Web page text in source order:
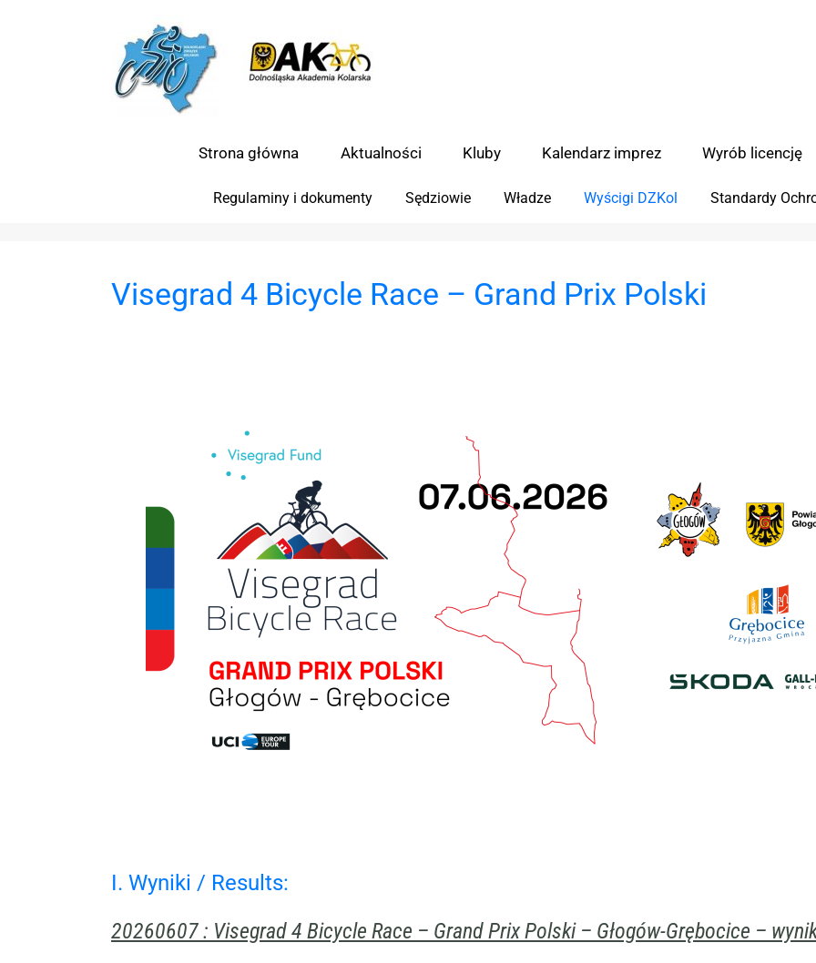
Strona główna Aktualności Kluby Kalendarz imprez Wyrób licencję
Regulaminy i dokumenty Sędziowie Władze Wyścigi DZKol Standardy
Visegrad 4 Bicycle Race – Grand Prix Polski
I. Wyniki / Results:
20260607 : Visegrad 4 Bicycle Race – Grand Prix Polski – Głogów-Grębocice –